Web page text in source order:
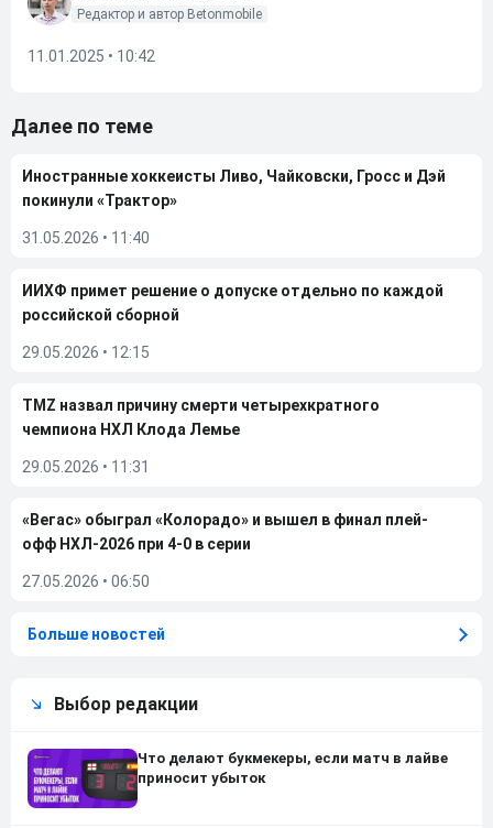
Редактор и автор Betonmobile
11.01.2025 • 10:42
Далее по теме
Иностранные хоккеисты Ливо, Чайковски, Гросс и Дэй
покинули «Трактор»
31.05.2026 • 11:40
ИИХФ примет решение о допуске отдельно по каждой
российской сборной
29.05.2026 • 12:15
TMZ назвал причину смерти четырехкратного
чемпиона НХЛ Клода Лемье
29.05.2026 • 11:31
«Вегас» обыграл «Колорадо» и вышел в финал плей-
офф НХЛ-2026 при 4-0 в серии
27.05.2026 • 06:50
Больше новостей
Выбор редакции
Что делают букмекеры, если матч в лайве
приносит убыток